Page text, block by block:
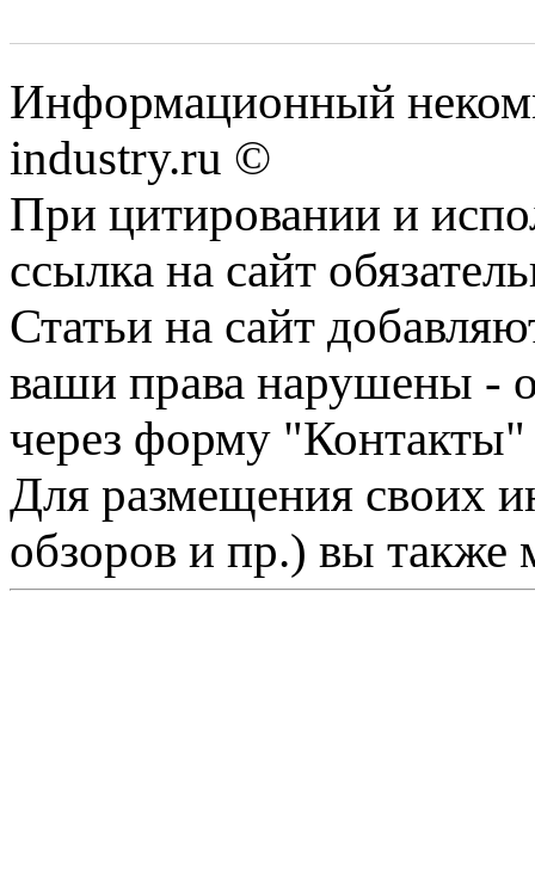
Информационный
industry.ru ©
При цитировании и
ссылка на сайт
Статьи на сайт
ваши права нарушены -
через форму "Контакты"
Для размещения своих
обзоров и пр.) вы также